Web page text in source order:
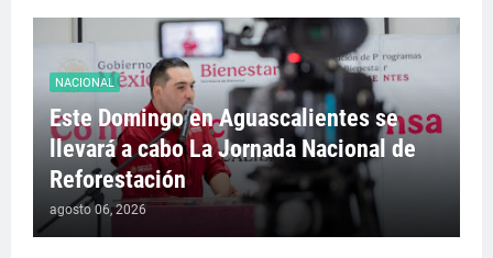
NACIONAL
Este Domingo en Aguascalientes se
llevará a cabo La Jornada Nacional de
Reforestación
agosto 06, 2026